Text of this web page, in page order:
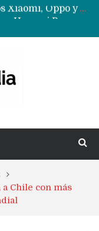
Huawei Pura 80 Pro vs Huawei Pura 90s Pro…. Cuál es la mejor compra en América Latina?
Chile con más